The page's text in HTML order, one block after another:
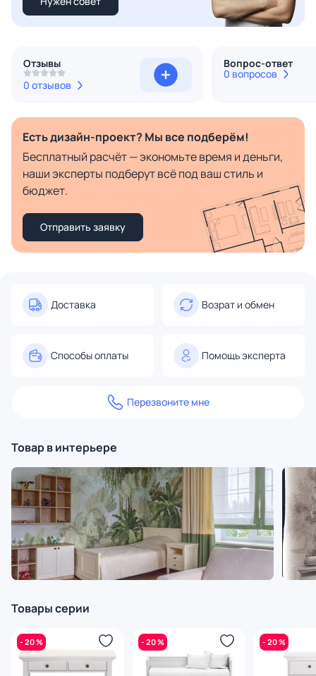
Отзывы
0 отзывов
Вопрос-ответ
0 вопросов
Есть дизайн-проект? Мы все подберём!
Бесплатный расчёт — экономьте время и деньги,
наши эксперты подберут всё под ваш стиль и
бюджет.
Отправить заявку
Доставка Возрат и обмен
Способы оплаты Помощь эксперта
Перезвоните мне
Товар в интерьере
Товары серии
- 20 % - 20 % - 20 %